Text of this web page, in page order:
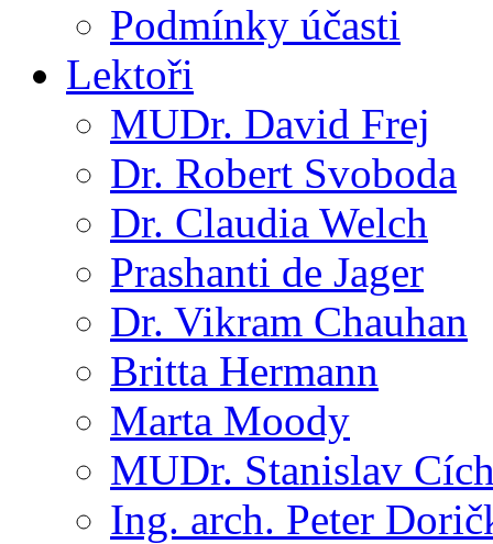
Podmínky účasti
Lektoři
MUDr. David Frej
Dr. Robert Svoboda
Dr. Claudia Welch
Prashanti de Jager
Dr. Vikram Chauhan
Britta Hermann
Marta Moody
MUDr. Stanislav
Ing. arch. Peter